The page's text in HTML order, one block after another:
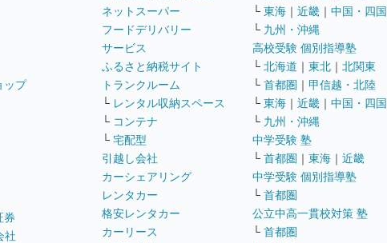
ップ
券
社
ネットスーパー
フードデリバリー
サービス
ふるさと納税サイト
トランクルーム
└ レンタル収納スペース
└ コンテナ
└ 宅配型
引越し会社
カーシェアリング
レンタカー
格安レンタカー
カーリース
└ 東海 ｜ 近畿 ｜ 中国・四国
└ 九州・沖縄
高校受験 個別指導塾
└ 北海道 ｜ 東北 ｜ 北関東
└ 首都圏 ｜ 甲信越・北陸
└ 東海 ｜ 近畿 ｜ 中国・四国
└ 九州・沖縄
中学受験 塾
└ 首都圏 ｜ 東海 ｜ 近畿
中学受験 個別指導塾
└ 首都圏
公立中高一貫校対策 塾
└ 首都圏